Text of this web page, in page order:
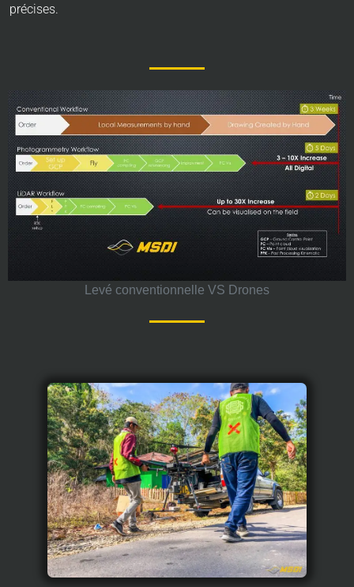
précises.
Levé conventionnelle VS Drones